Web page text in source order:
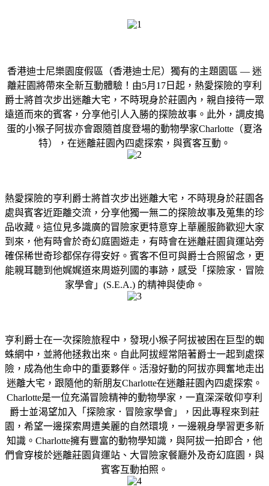
香港迪士尼樂園度假區（香港迪士尼）獨有的主題園區 — 迷
離莊園將帶來全新互動體驗！由5月17日起，熱愛探險的亨利
爵士將首次步出迷離大宅，不時現身於莊園內，親自接待一眾
遠道而來的賓客，分享他引人入勝的探險故事。此外，調皮搗
蛋的小猴子阿拔亦會跟隨首度登場的動物學家Charlotte（夏洛
特），在迷離莊園內四處探索，與賓客互動。
熱愛探險的亨利爵士將首次步出迷離大宅，不時現身於莊園各
處與賓客近距離交流，分享他獨一無二的探險故事及蒐集的珍
品收藏。這位見多識廣的冒險家更特意穿上華麗服飾歡迎大家
到來，他有時會於奇幻庭園遊走，有時會在迷離莊園貨運站旁
確保稀世奇珍都保存得安好。賓客不但可與爵士合照留念，更
能親耳聽到他娓娓道來周遊列國的事跡，感受「探險家．冒險
家學會」(S.E.A.) 的精神與使命。
亨利爵士在一次探險旅程中，發現小猴子阿拔被困在巨型的蜘
蛛網中，並將他拯救出來。自此阿拔經常陪著爵士一起到處探
險，成為他生命中的重要夥伴。活潑好動的阿拔亦興奮地走出
迷離大宅，跟隨他的新朋友Charlotte在迷離莊園內四處探索。
Charlotte是一位充滿冒險精神的動物學家，一直深深敬仰亨利
爵士並渴望加入「探險家．冒險家學會」，因此專程來到莊
園，希望一邊探索周遭美麗的自然環境，一邊親身學習更多新
知識。Charlotte擁有豐富的動物學知識，與阿拔一拍即合，他
們會穿梭於迷離莊園貨運站、大冒險家餐廳外及奇幻庭園，與
賓客互動拍照。